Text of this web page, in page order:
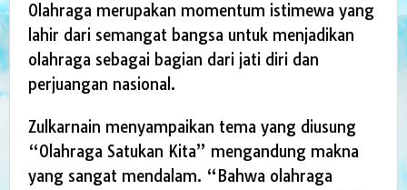
Olahraga merupakan momentum istimewa yang
lahir dari semangat bangsa untuk menjadikan
olahraga sebagai bagian dari jati diri dan
perjuangan nasional.
Zulkarnain menyampaikan tema yang diusung
“Olahraga Satukan Kita” mengandung makna
yang sangat mendalam. “Bahwa olahraga